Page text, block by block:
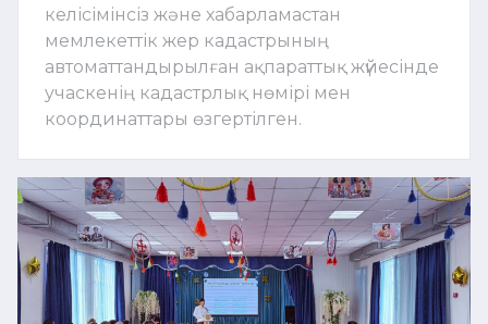
келісімінсіз және хабарламастан
мемлекеттік жер кадастрының
автоматтандырылған ақпараттық жүйесінде
учаскенің кадастрлық нөмірі мен
координаттары өзгертілген.